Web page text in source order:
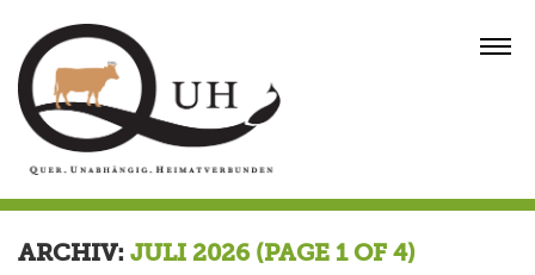
content
ARCHIV: JULI 2026 (PAGE 1 OF 4)